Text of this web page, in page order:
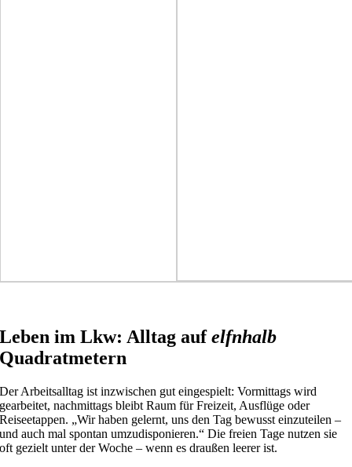
Leben im Lkw: Alltag aufelfnhalb
Quadratmetern
Der Arbeitsalltag ist inzwischen gut eingespielt: Vormittags wird
gearbeitet, nachmittags bleibt Raum für Freizeit, Ausflüge oder
Reiseetappen. „Wir haben gelernt, uns den Tag bewusst einzuteilen –
und auch mal spontan umzudisponieren.“ Die freien Tage nutzen sie
oft gezielt unter der Woche – wenn es draußen leerer ist.